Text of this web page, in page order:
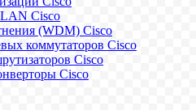
Cisco
(WDM) Cisco
коммутаторов Cisco
Cisco
Cisco